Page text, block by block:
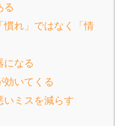
る
慣れ」ではなく「情
になる
効いてくる
いミスを減らす